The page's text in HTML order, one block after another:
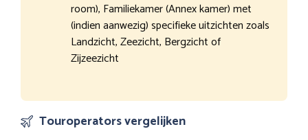
room), Familiekamer (Annex kamer) met
(indien aanwezig) specifieke uitzichten zoals
Landzicht, Zeezicht, Bergzicht of
Zijzeezicht
Touroperators vergelijken